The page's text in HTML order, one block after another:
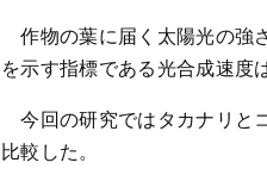
作物の葉に届く太陽光の強
を示す指標である光合成速度
今回の研究ではタカナリと
比較した。